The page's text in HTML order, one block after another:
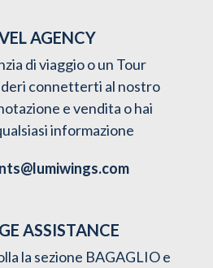
AGENCY
di viaggio o un Tour
connetterti al nostro
e vendita o hai
informazione
ASSISTANCE
la sezione BAGAGLIO e